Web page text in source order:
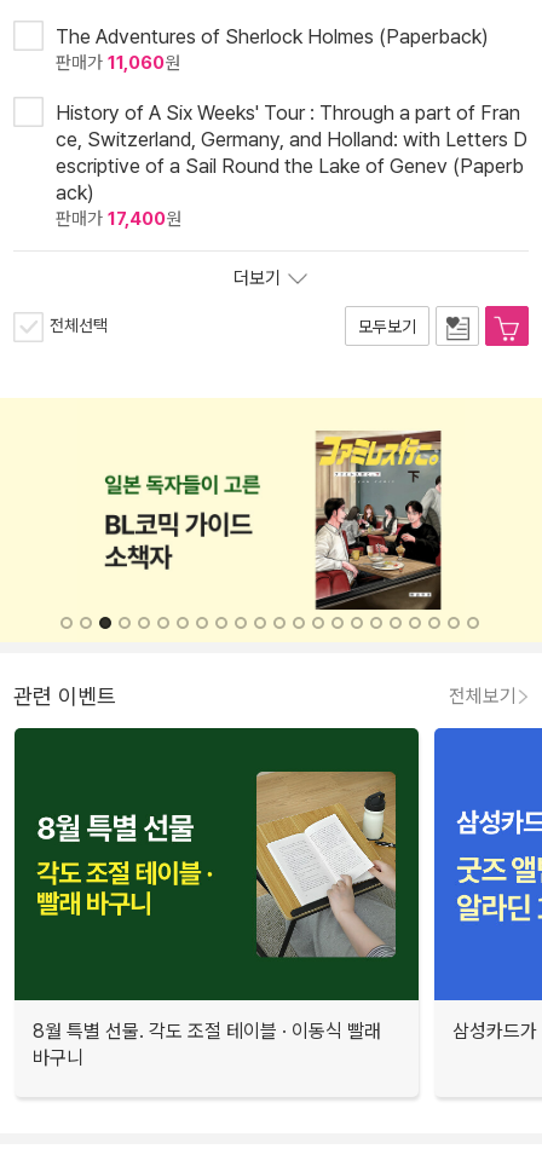
The Adventures of Sherlock Holmes (Paperback)
판매가 11,060원
History of A Six Weeks' Tour : Through a part of Fran
ce, Switzerland, Germany, and Holland: with Letters D
escriptive of a Sail Round the Lake of Genev (Paperb
ack)
판매가 17,400원
더보기
전체선택 모두보기
관련 이벤트 전체보기
8월 특별 선물. 각도 조절 테이블 · 이동식 빨래
바구니
삼성카드